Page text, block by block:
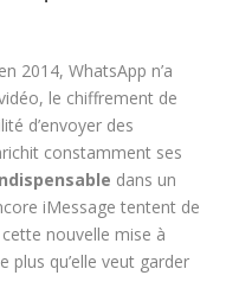
2014, WhatsApp n’a
le chiffrement de
d’envoyer des
constamment ses
dans un
iMessage tentent de
nouvelle mise à
plus qu’elle veut garder